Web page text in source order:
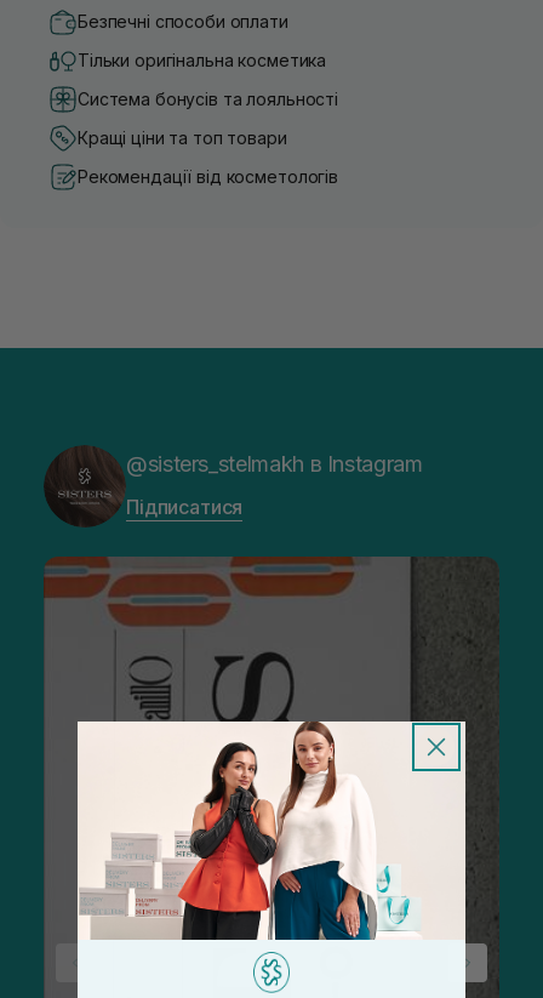
Безпечні способи оплати
Тільки оригінальна косметика
Система бонусів та лояльності
Кращі ціни та топ товари
Рекомендації від косметологів
@sisters_stelmakh в Instagram
Підписатися